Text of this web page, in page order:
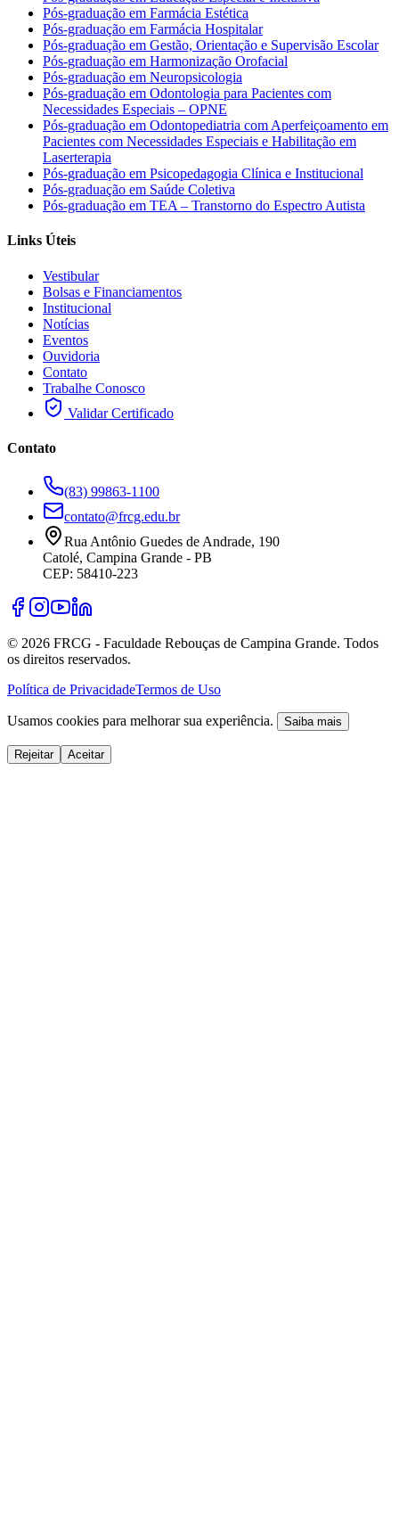
Pós-graduação em Farmácia Estética
Pós-graduação em Farmácia Hospitalar
Pós-graduação em Gestão, Orientação e Supervisão Escolar
Pós-graduação em Harmonização Orofacial
Pós-graduação em Neuropsicologia
Pós-graduação em Odontologia para Pacientes com
Necessidades Especiais – OPNE
Pós-graduação em Odontopediatria com Aperfeiçoamento em
Pacientes com Necessidades Especiais e Habilitação em
Laserterapia
Pós-graduação em Psicopedagogia Clínica e Institucional
Pós-graduação em Saúde Coletiva
Pós-graduação em TEA – Transtorno do Espectro Autista
Links Úteis
Vestibular
Bolsas e Financiamentos
Institucional
Notícias
Eventos
Ouvidoria
Contato
Trabalhe Conosco
Validar Certificado
Contato
(83) 99863-1100
contato@frcg.edu.br
Rua Antônio Guedes de Andrade, 190
Catolé, Campina Grande - PB
CEP: 58410-223
© 2026 FRCG - Faculdade Rebouças de Campina Grande. Todos
os direitos reservados.
Política de PrivacidadeTermos de Uso
Usamos cookies para melhorar sua experiência. Saiba mais
Rejeitar Aceitar